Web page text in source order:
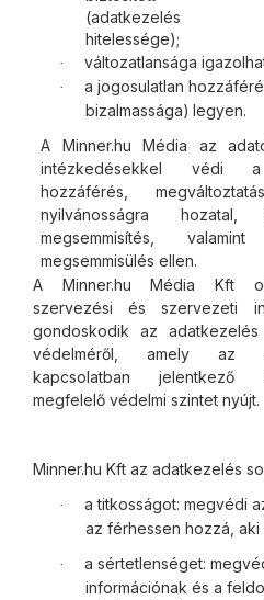
(adatkezelés
hitelessége);
· változatlansága
·
a jogosulatlan
bizalmassága) legyen.
A Minner.hu Média az
intézkedésekkel védi a
hozzáférés,
nyilvánosságra
megsemmisítés,
megsemmisülés ellen.
A Minner.hu Média Kft
szervezési és szervezeti
gondoskodik az adatkezelés
védelméről, amely az
kapcsolatban jelentkező
megfelelő védelmi szintet nyújt.
Minner.hu Kft az adatkezelés
·
a titkosságot: megvédi
az férhessen hozzá, aki
·
a sértetlenséget:
információnak és a